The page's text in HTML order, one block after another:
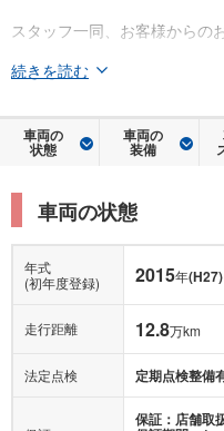
スタッフ一同、お客様からの
続きを読む
車両の
状態
車両の
装備
車両の状態
年式
(初年度登録)
2015年(H27)
走行距離 12.8万km
法定点検 定期点検整備
保証：店舗取